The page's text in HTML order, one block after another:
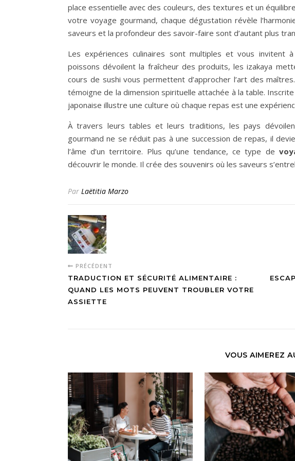
place essentielle avec des couleurs, des textures et un
votre voyage gourmand, chaque dégustation révèle
saveurs et la profondeur des savoir-faire sont d’autant plus
Les expériences culinaires sont multiples et vous invitent
poissons dévoilent la fraîcheur des produits, les izakaya
cours de sushi vous permettent d’approcher l’art des
témoigne de la dimension spirituelle attachée à la table. Inscrite
japonaise illustre une culture où chaque repas est une
À travers leurs tables et leurs traditions, les pays
gourmand ne se réduit pas à une succession de repas, il
l’âme d’un territoire. Plus qu’une tendance, ce type de
découvrir le monde. Il crée des souvenirs où les saveurs
Par Laëtitia Marzo
PRÉCÉDENT
TRADUCTION ET SÉCURITÉ ALIMENTAIRE :
QUAND LES MOTS PEUVENT TROUBLER VOTRE
ASSIETTE
VOUS AIMEREZ